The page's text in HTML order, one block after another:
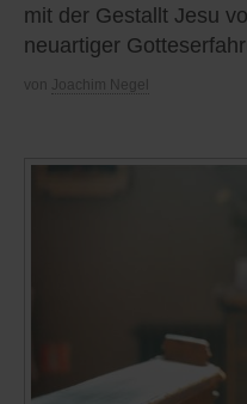
mit der Gestallt Jesu
neuartiger
von Joachim Negel